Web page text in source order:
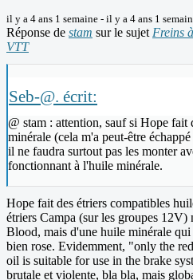
il y a 4 ans 1 semaine - il y a 4 ans 1
Réponse de stam sur le sujet Freins
VTT
Seb-@. écrit:
@ stam : attention, sauf si Hope fait
minérale (cela m'a peut-être
il ne faudra surtout pas les monter
fonctionnant à l'huile minérale.
Hope fait des étriers compatibles
étriers Campa (sur les groupes
Blood, mais d'une huile minérale
bien rose. Evidemment, "only the
oil is suitable for use in the brake
brutale et violente, bla bla, mais